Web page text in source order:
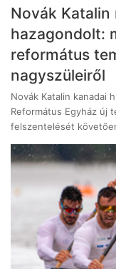
Novák Katalin
hazagondolt:
református
nagyszüleiről
Novák Katalin kanadai
Református Egyház új
felszentelését